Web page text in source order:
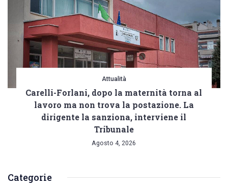
Attualità
Carelli-Forlani, dopo la maternità torna al
lavoro ma non trova la postazione. La
dirigente la sanziona, interviene il
Tribunale
Agosto 4, 2026
Categorie